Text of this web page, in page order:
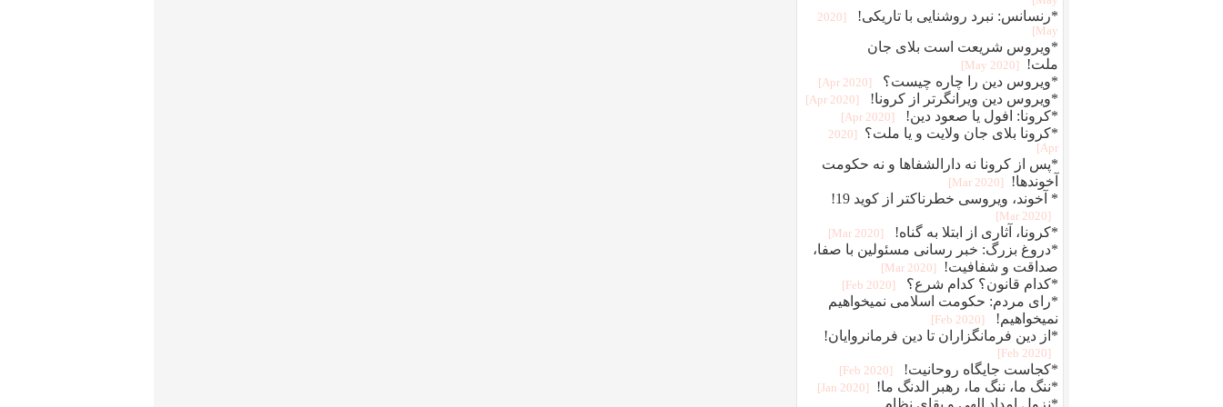
*رنسانس: نبرد روشنایی با تاریکی!
[2020
May]
*ویروس شریعت است بلای جان
ملت!
[2020 May]
*ویروس دین را چاره چیست؟ [2020 Apr]
*ویروس دین ویرانگرتر از کرونا! [2020 Apr]
*کرونا: افول یا صعود دین! [2020 Apr]
*کرونا بلای جان ولایت و یا ملت؟
[2020
Apr]
*پس از کرونا نه دارالشفاها و نه حکومت
آخوندها!
[2020 Mar]
* آخوند، ویروسی خطرناکتر از کوید 19!
[2020 Mar]
*کرونا، آثاری از ابتلا به گناه! [2020 Mar]
*دروغ بزرگ: خبر رسانی مسئولین با صفا،
صداقت و شفافیت!
[2020 Mar]
*کدام قانون؟ کدام شرع؟ [2020 Feb]
*رای مردم: حکومت اسلامی نمیخواهیم
نمیخواهیم!
[2020 Feb]
*از دین فرمانگزاران تا دین فرمانروایان!
[2020 Feb]
*کجاست جایگاه روحانیت! [2020 Feb]
*ننگ ما، ننگ ما، رهبر الدنگ ما! [2020 Jan]
*نزول امداد الهی و بقای نظام